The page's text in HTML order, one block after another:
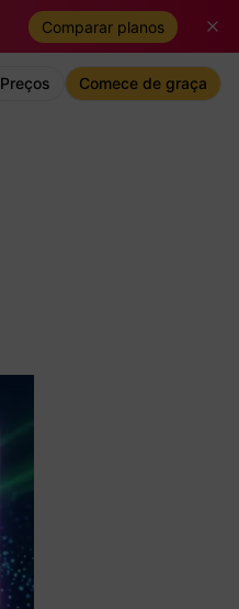
Comparar planos
Preços Comece de graça